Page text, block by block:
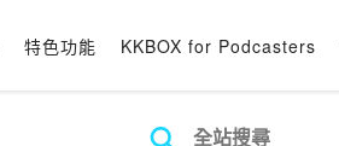
特色功能 KKBOX for Podcasters